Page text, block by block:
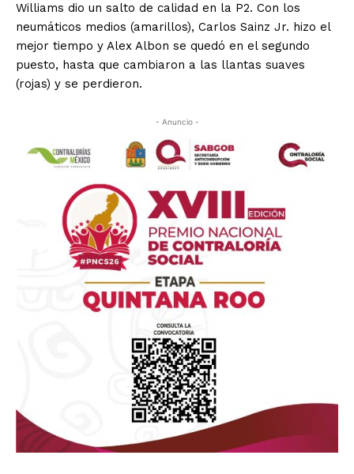
Williams dio un salto de calidad en la P2. Con los
neumáticos medios (amarillos), Carlos Sainz Jr. hizo el
mejor tiempo y Alex Albon se quedó en el segundo
puesto, hasta que cambiaron a las llantas suaves
(rojas) y se perdieron.
- Anuncio -